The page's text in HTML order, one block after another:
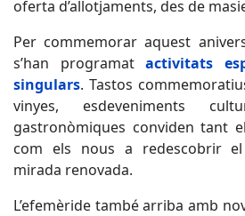
oferta d’allotjaments, des de
Per commemorar aquest
s’han programatactivitats
singulars. Tastos
vinyes, esdeveniments
gastronòmiques conviden tant
com els nous a redescobrir
mirada renovada.
L’efemèride també arriba amb